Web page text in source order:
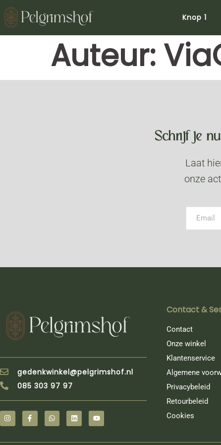
Knop 1
Auteur:
Schrijf je
Laat
onze
gedenkwinkel@pelgrimshof.nl
085 303 97 97
Contact &
Contact
Onze winkel
Klantenservice
Algemene
Privacybeleid
Retourbeleid
Cookies